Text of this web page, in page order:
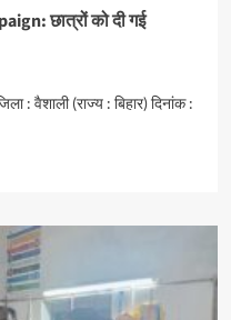
छात्रों को दी गई
: वैशाली (राज्य : बिहार) दिनांक :